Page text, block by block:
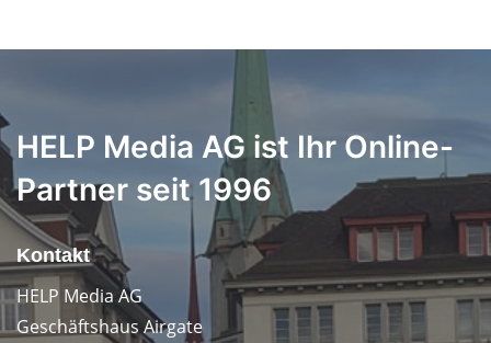
HELP Media AG ist Ihr Online-
Partner seit 1996
Kontakt
HELP Media AG
Geschäftshaus Airgate